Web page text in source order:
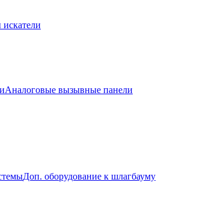
Аналоговые вызывные панели
Доп. оборудование к шлагбауму